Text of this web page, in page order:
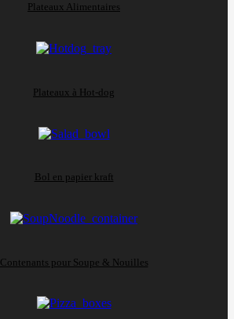
Plateaux Alimentaires
Plateaux à Hot-dog
Bol en papier kraft
Contenants pour Soupe & Nouilles